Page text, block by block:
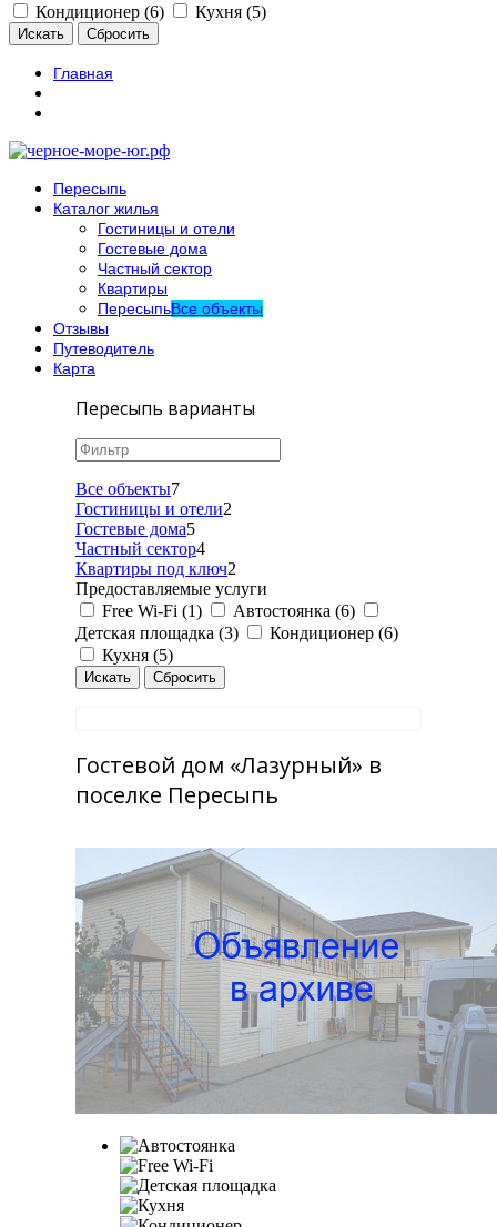
Кондиционер (6)
Кухня (5)
Главная
Пересыпь
Каталог жилья
Гостиницы и отели
Гостевые дома
Частный сектор
Квартиры
ПересыпьВсе объекты
Отзывы
Путеводитель
Карта
Пересыпь варианты
Все объекты7
Гостиницы и отели2
Гостевые дома5
Частный сектор4
Квартиры под ключ2
Предоставляемые услуги
Free Wi-Fi (1)
Автостоянка (6)
Детская площадка (3)
Кондиционер (6)
Кухня (5)
Гостевой дом «Лазурный» в
поселке Пересыпь